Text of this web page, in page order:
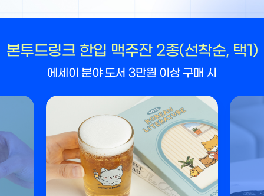
본투드링크 한입 맥주잔 2종(선착순, 택1)
에세이 분야 도서 3만원 이상 구매 시